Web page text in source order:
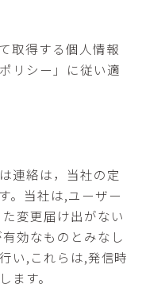
取得する個人情報
リシー」に従い適
連絡は，当社の定
。当社は,ユーザー
変更届け出がない
効なものとみなし
い,これらは,発信時
ます。